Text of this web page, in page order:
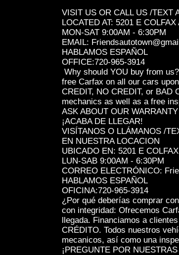
VISIT US OR CALL US /TEXT
LOCATED AT: 5201 E
MON-SAT 9:00AM - 6:30PM
EMAIL:
HABLAMOS ESPAÑOL
OFFICE:720-965-3914
Why should YOU buy from
free Carfax on all our cars
CREDIT, NO CREDIT, or BAD
mechanics as well as a free
ASK ABOUT OUR
¡ACABA DE LLEGAR!
VISÍTANOS O LLÁMANOS /
EN NUESTRA LOCACION
UBICADO EN: 5201 E
LUN-SAB 9:00AM - 6:30PM
CORREO ELECTRÓNICO:
HABLAMOS ESPAÑOL
OFICINA:720-965-3914
¿Por qué deberías comprar
con integridad: Ofrecemos
llegada. Financiamos a
CRÉDITO. Todos nuestros
mecanicos, así como una
¡PREGUNTE POR